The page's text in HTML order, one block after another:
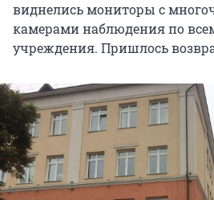
виднелись мониторы с
камерами наблюдения по
учреждения. Пришлось